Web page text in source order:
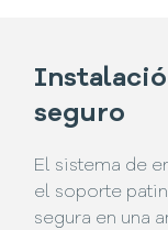
seguro
El sistema de
el soporte
segura en una